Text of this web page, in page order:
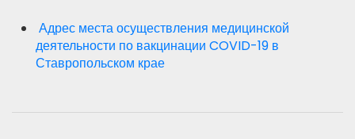
Адрес места осуществления медицинской
деятельности по вакцинации COVID-19 в
Ставропольском крае